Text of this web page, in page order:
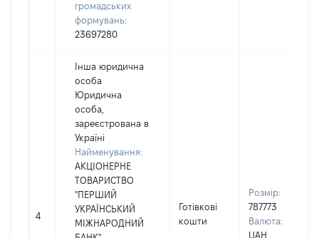
громадських
формувань:
23697280
4
Інша юридична
особа
Юридична
особа,
зареєстрована в
Україні
Найменування:
АКЦІОНЕРНЕ
ТОВАРИСТВО
"ПЕРШИЙ
УКРАЇНСЬКИЙ
МІЖНАРОДНИЙ
Готівкові
кошти
Розмір:
787773
Валюта:
UAH